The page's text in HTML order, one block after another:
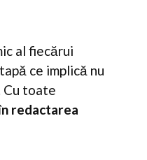
al fiecărui
ce implică nu
Cu toate
redactarea